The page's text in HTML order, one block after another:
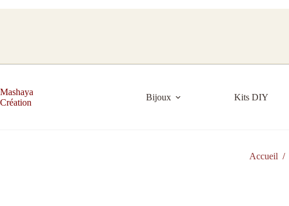
Mashaya
Création
Bijoux Kits DIY
Accueil /